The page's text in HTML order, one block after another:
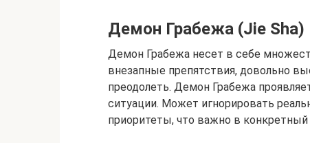
Демон Грабежа (Jie Sha)
Демон Грабежа несет в себе
внезапные препятствия, довольно
преодолеть. Демон Грабежа
ситуации. Может игнорировать
приоритеты, что важно в